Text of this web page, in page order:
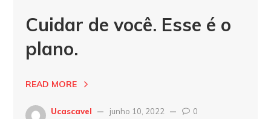
Cuidar de você. Esse é o
plano.
READ MORE
Ucascavel junho 10, 2022 0